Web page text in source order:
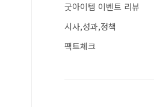
굿아이템 이벤트 리뷰
시사,성과,정책
팩트체크